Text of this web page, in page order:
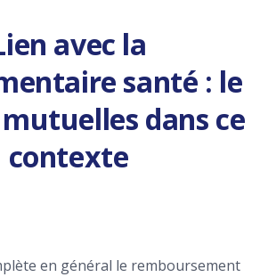
avec la
santé : le
dans ce
contexte
en général le remboursement